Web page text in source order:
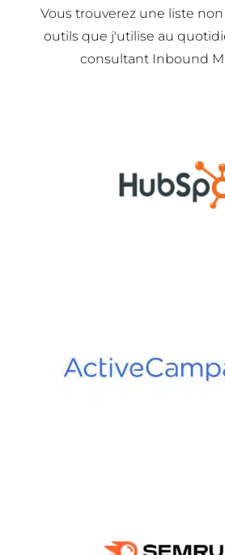
Vous trouverez une liste
outils que j'utilise au
consultant Inbound